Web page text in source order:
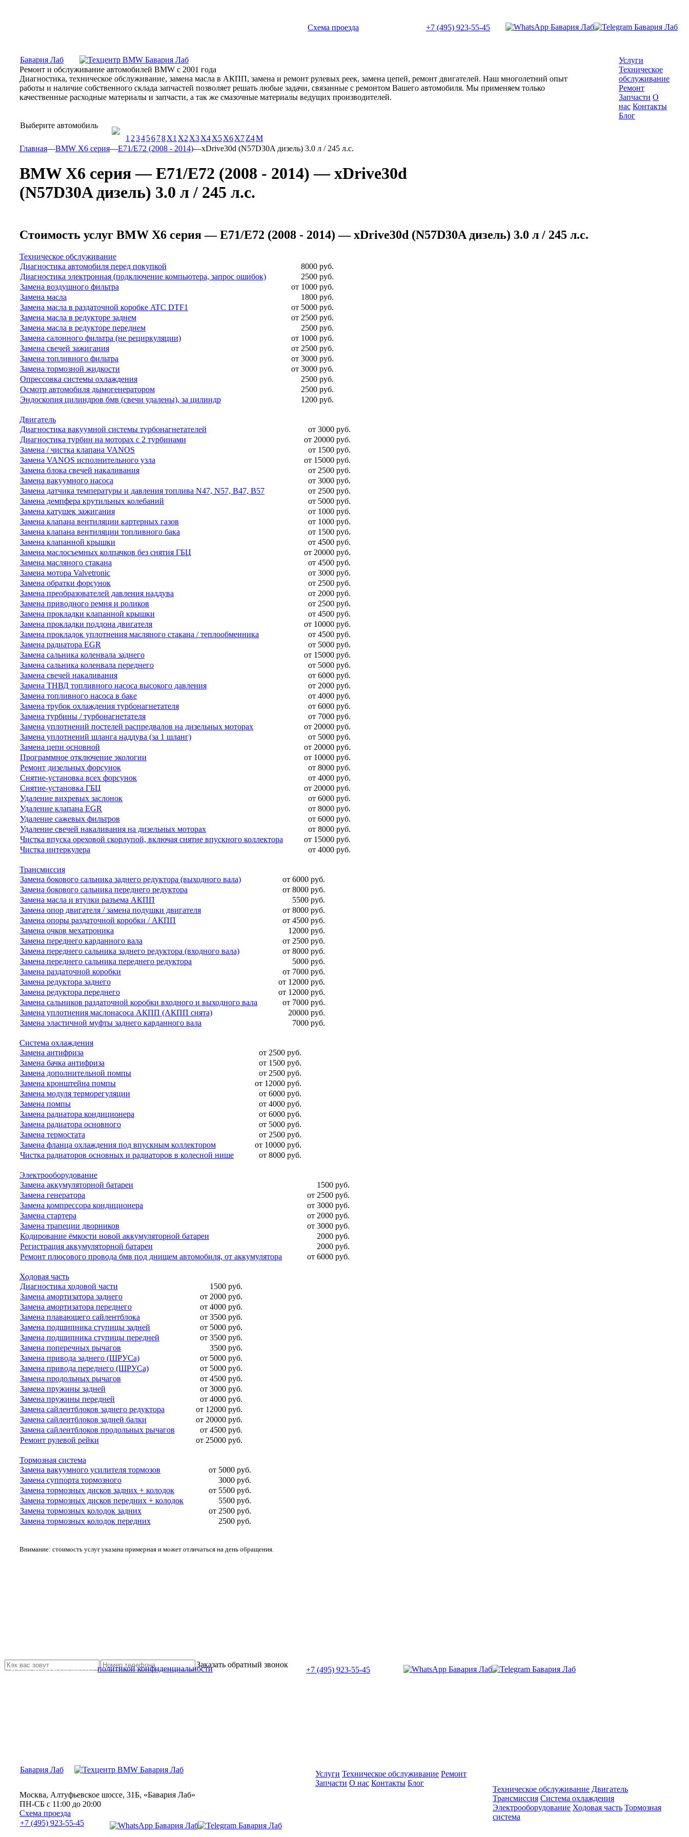
Схема проезда +7 (495) 923-55-45
Бавария Лаб
Ремонт и обслуживание автомобилей BMW с 2001 года
Диагностика, техническое обслуживание, замена масла в АКПП, замена и ремонт рулевых реек, замена цепей, ремонт двигателей. Наш многолетний опыт
работы и наличие собственного склада запчастей позволяет решать любые задачи, связанные с ремонтом Вашего автомобиля. Мы применяем только
качественные расходные материалы и запчасти, а так же смазочные материалы ведущих производителей.
Услуги
Техническое
обслуживание
Ремонт
Запчасти О
нас Контакты
Блог
Выберите автомобиль
1 2345678X1 X2 X3X4X5X6X7Z4М
Главная—BMW X6 серия—E71/E72 (2008 - 2014)—xDrive30d (N57D30A дизель) 3.0 л / 245 л.с.
BMW X6 серия — E71/E72 (2008 - 2014) — xDrive30d
(N57D30A дизель) 3.0 л / 245 л.с.
Стоимость услуг BMW X6 серия — E71/E72 (2008 - 2014) — xDrive30d (N57D30A дизель) 3.0 л / 245 л.с.
Техническое обслуживание
Диагностика автомобиля перед покупкой
8000 руб.
Диагностика электронная (подключение компьютера, запрос ошибок)
2500 руб.
Замена воздушного фильтра
от 1000 руб.
Замена масла
1800 руб.
Замена масла в раздаточной коробке ATC DTF1
от 5000 руб.
Замена масла в редукторе заднем
от 2500 руб.
Замена масла в редукторе переднем
2500 руб.
Замена салонного фильтра (не рециркуляции)
от 1000 руб.
Замена свечей зажигания
от 2500 руб.
Замена топливного фильтра
от 3000 руб.
Замена тормозной жидкости
от 3000 руб.
Опрессовка системы охлаждения
2500 руб.
Осмотр автомобиля дымогенератором
2500 руб.
Эндоскопия цилиндров бмв (свечи удалены), за цилиндр
1200 руб.
Двигатель
Диагностика вакуумной системы турбонагнетателей
от 3000 руб.
Диагностика турбин на моторах с 2 турбинами
от 20000 руб.
Замена / чистка клапана VANOS
от 1500 руб.
Замена VANOS исполнительного узла
от 15000 руб.
Замена блока свечей накаливания
от 2500 руб.
Замена вакуумного насоса
от 3000 руб.
Замена датчика температуры и давления топлива N47, N57, B47, B57
от 2500 руб.
Замена демпфера крутильных колебаний
от 5000 руб.
Замена катушек зажигания
от 1000 руб.
Замена клапана вентиляции картерных газов
от 1000 руб.
Замена клапана вентиляции топливного бака
от 1500 руб.
Замена клапанной крышки
от 4500 руб.
Замена маслосъемных колпачков без снятия ГБЦ
от 20000 руб.
Замена масляного стакана
от 4500 руб.
Замена мотора Valvetronic
от 3000 руб.
Замена обратки форсунок
от 2500 руб.
Замена преобразователей давления наддува
от 2000 руб.
Замена приводного ремня и роликов
от 2500 руб.
Замена прокладки клапанной крышки
от 4500 руб.
Замена прокладки поддона двигателя
от 10000 руб.
Замена прокладок уплотнения масляного стакана / теплообменника
от 4500 руб.
Замена радиатора EGR
от 5000 руб.
Замена сальника коленвала заднего
от 15000 руб.
Замена сальника коленвала переднего
от 5000 руб.
Замена свечей накаливания
от 6000 руб.
Замена ТНВД топливного насоса высокого давления
от 2000 руб.
Замена топливного насоса в баке
от 4000 руб.
Замена трубок охлаждения турбонагнетателя
от 6000 руб.
Замена турбины / турбонагнетателя
от 7000 руб.
Замена уплотнений постелей распредвалов на дизельных моторах
от 20000 руб.
Замена уплотнений шланга наддува (за 1 шланг)
от 5000 руб.
Замена цепи основной
от 20000 руб.
Программное отключение экологии
от 10000 руб.
Ремонт дизельных форсунок
от 8000 руб.
Снятие-установка всех форсунок
от 4000 руб.
Снятие-установка ГБЦ
от 20000 руб.
Удаление вихревых заслонок
от 6000 руб.
Удаление клапана EGR
от 8000 руб.
Удаление сажевых фильтров
от 6000 руб.
Удаление свечей накаливания на дизельных моторах
от 8000 руб.
Чистка впуска ореховой скорлупой, включая снятие впускного коллектора
от 15000 руб.
Чистка интеркулера
от 4000 руб.
Трансмиссия
Замена бокового сальника заднего редуктора (выходного вала)
от 6000 руб.
Замена бокового сальника переднего редуктора
от 8000 руб.
Замена масла и втулки разъема АКПП
5500 руб.
Замена опор двигателя / замена подушки двигателя
от 8000 руб.
Замена опоры раздаточной коробки / АКПП
от 4500 руб.
Замена очков мехатроника
12000 руб.
Замена переднего карданного вала
от 2500 руб.
Замена переднего сальника заднего редуктора (входного вала)
от 8000 руб.
Замена переднего сальника переднего редуктора
5000 руб.
Замена раздаточной коробки
от 7000 руб.
Замена редуктора заднего
от 12000 руб.
Замена редуктора переднего
от 12000 руб.
Замена сальников раздаточной коробки входного и выходного вала
от 7000 руб.
Замена уплотнения маслонасоса АКПП (АКПП снята)
20000 руб.
Замена эластичной муфты заднего карданного вала
7000 руб.
Система охлаждения
Замена антифриза
от 2500 руб.
Замена бачка антифриза
от 1500 руб.
Замена дополнительной помпы
от 2500 руб.
Замена кронштейна помпы
от 12000 руб.
Замена модуля терморегуляции
от 6000 руб.
Замена помпы
от 4000 руб.
Замена радиатора кондиционера
от 6000 руб.
Замена радиатора основного
от 5000 руб.
Замена термостата
от 2500 руб.
Замена фланца охлаждения под впускным коллектором
от 10000 руб.
Чистка радиаторов основных и радиаторов в колесной нише
от 8000 руб.
Электрооборудование
Замена аккумуляторной батареи
1500 руб.
Замена генератора
от 2500 руб.
Замена компрессора кондиционера
от 3000 руб.
Замена стартера
от 2000 руб.
Замена трапеции дворников
от 3000 руб.
Кодирование ёмкости новой аккумуляторной батареи
2000 руб.
Регистрация аккумуляторной батареи
2000 руб.
Ремонт плюсового провода бмв под днищем автомобиля, от аккумулятора
от 6000 руб.
Ходовая часть
Диагностика ходовой части
1500 руб.
Замена амортизатора заднего
от 2000 руб.
Замена амортизатора переднего
от 4000 руб.
Замена плавающего сайлентблока
от 3500 руб.
Замена подшипника ступицы задней
от 5000 руб.
Замена подшипника ступицы передней
от 3500 руб.
Замена поперечных рычагов
3500 руб.
Замена привода заднего (ШРУСа)
от 5000 руб.
Замена привода переднего (ШРУСа)
от 5000 руб.
Замена продольных рычагов
от 4500 руб.
Замена пружины задней
от 3000 руб.
Замена пружины передней
от 4000 руб.
Замена сайлентблоков заднего редуктора
от 12000 руб.
Замена сайлентблоков задней балки
от 20000 руб.
Замена сайлентблоков продольных рычагов
от 4500 руб.
Ремонт рулевой рейки
от 25000 руб.
Тормозная система
Замена вакуумного усилителя тормозов
от 5000 руб.
Замена суппорта тормозного
3000 руб.
Замена тормозных дисков задних + колодок
от 5500 руб.
Замена тормозных дисков передних + колодок
5500 руб.
Замена тормозных колодок задних
от 2500 руб.
Замена тормозных колодок передних
2500 руб.
Внимание: стоимость услуг указана примерная и может отличаться на день обращения.
Заказать обратный звонок
Я прочитал и согласен сполитикой конфиденциальности
+7 (495) 923-55-45
Бавария Лаб
Москва, Алтуфьевское шоссе, 31Б, «Бавария Лаб»
ПН-СБ с 11:00 до 20:00
Схема проезда
+7 (495) 923-55-45
Услуги Техническое обслуживание Ремонт
Запчасти О нас Контакты Блог
Техническое обслуживание Двигатель
Трансмиссия Система охлаждения
Электрооборудование Ходовая часть Тормозная
система